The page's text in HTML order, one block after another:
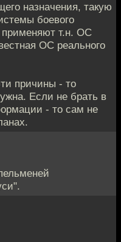
назначения, такую
боевого
применяют т.н. ОС
ОС реального
причины - то
Если не брать в
- то сам не